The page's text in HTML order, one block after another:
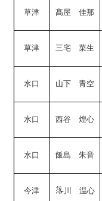
草津 髙屋 佳那
草津 三宅 菜生
水口 山下 青空
水口 西谷 煌心
水口 飯島 朱音
今津 川 温心